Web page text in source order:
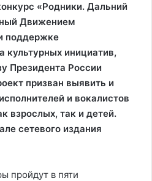
«Родники. Дальний
Движением
поддержке
культурных инициатив,
Президента России
призван выявить и
и вокалистов
взрослых, так и детей.
сетевого издания
пройдут в пяти